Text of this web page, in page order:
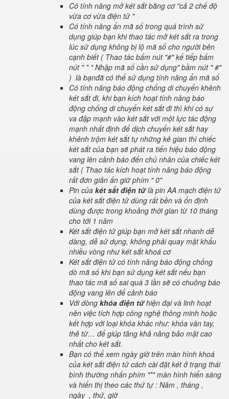
Có tính năng mở két sắt bằng cơ "cả 2 chế độ
vừa cơ vừa điện tử "
Có tính năng ẩn mã số trong quá trình sử
dụng giúp bạn khi thao tác mở két sắt ra trong
lúc sử dụng không bị lộ mã số cho người bên
cạnh biết ( Thao tác bấm nút "#" kế tiếp bấm
nút " * " Nhập mã số cần sử dụng" bầm nút " #"
) là bạnđã có thể sử dụng tính năng ẩn mã số
Có tính năng báo động chống di chuyển khênh
két sắt đi, khi bạn kích hoạt tính năng báo
động chống di chuyển két sắt đi thì khi có sự
va đập mạnh vào két sắt với một lực tác động
mạnh nhất định để dịch chuyển két sắt hay
khênh trộm két sắt tự những kẻ gian thì chiếc
két sắt của bạn sẽ phát ra tiến hiệu báo động
vang lên cảnh báo đến chủ nhân của chiếc két
sắt ( Thao tác kích hoạt tính năng báo động
rất đơn giản ấn giữ phím " 0"
Pin của két sắt điện tửlà pin AA mạch điện tử
của két sắt điện tử dùng rất bền và ổn định
dùng được trong khoảng thời gian từ 10 tháng
cho tới 1 năm
Két sắt điện tử giúp bạn mở két sắt nhanh dễ
dàng, dễ sử dụng, không phải quay mật khẩu
nhiều vòng như két sắt khoá cơ
Két sắt điện tử có tính năng báo động chống
dò mã số khi bạn sử dụng két sắt nếu bạn
thao tác mã số sai quá 3 lần sẽ có chuông báo
động vang lên để cảnh báo
Với dòng khóa điện tửhiện đại và linh hoạt
nên việc tích hợp công nghệ thông minh hoặc
kết hợp với loại khóa khác như: khóa vân tay,
thẻ từ… để giúp tăng khả năng bảo mật cao
nhất cho két sắt.
Bạn có thể xem ngày giờ trên màn hình khoá
của két sắt điện tử cách cài đặt két ở trạng thái
bình thường nhấn phím "*" màn hình hiển sáng
và hiển thị theo các thứ tự : Năm , tháng ,
ngày , thứ, giờ